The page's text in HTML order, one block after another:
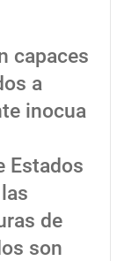
capaces
a
inocua
Estados
de
son